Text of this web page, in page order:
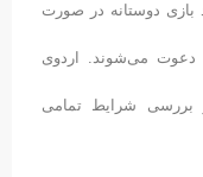
دوستانه در صورت
دعوت می‌شوند. اردوی
شرایط تمامی